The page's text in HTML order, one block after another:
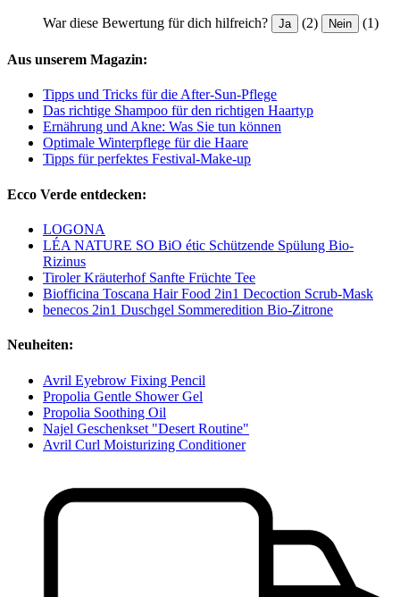
War diese Bewertung für dich hilfreich? Ja (2) Nein (1)
Aus unserem Magazin:
Tipps und Tricks für die After-Sun-Pflege
Das richtige Shampoo für den richtigen Haartyp
Ernährung und Akne: Was Sie tun können
Optimale Winterpflege für die Haare
Tipps für perfektes Festival-Make-up
Ecco Verde entdecken:
LOGONA
LÉA NATURE SO BiO étic Schützende Spülung Bio-
Rizinus
Tiroler Kräuterhof Sanfte Früchte Tee
Biofficina Toscana Hair Food 2in1 Decoction Scrub-Mask
benecos 2in1 Duschgel Sommeredition Bio-Zitrone
Neuheiten:
Avril Eyebrow Fixing Pencil
Propolia Gentle Shower Gel
Propolia Soothing Oil
Najel Geschenkset "Desert Routine"
Avril Curl Moisturizing Conditioner